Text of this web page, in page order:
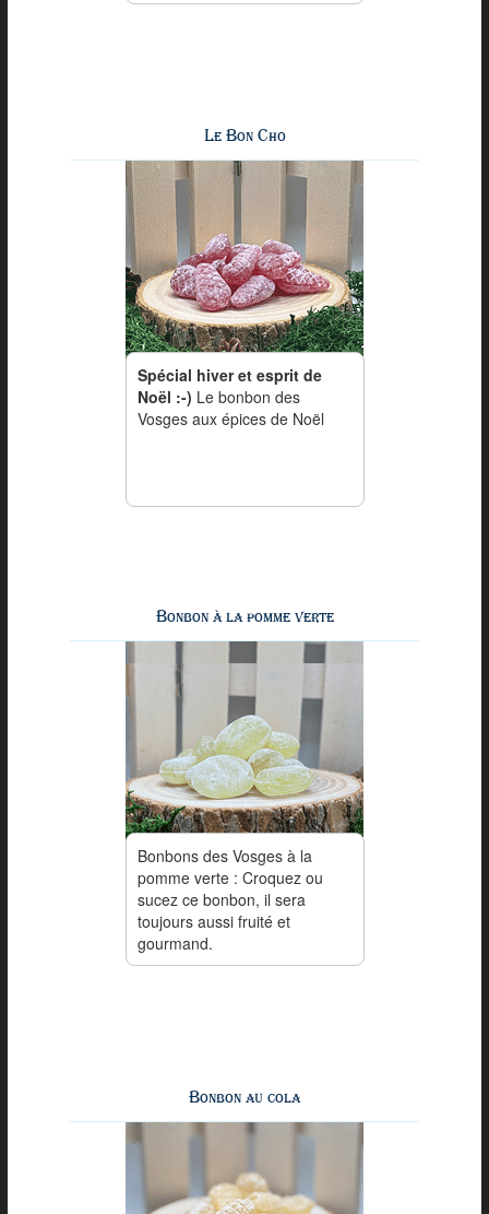
Le Bon Cho
Spécial hiver et esprit de
Noël :-) Le bonbon des
Vosges aux épices de Noël
Bonbon à la pomme verte
Bonbons des Vosges à la
pomme verte : Croquez ou
sucez ce bonbon, il sera
toujours aussi fruité et
gourmand.
Bonbon au cola